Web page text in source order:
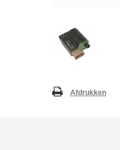
Afdrukken